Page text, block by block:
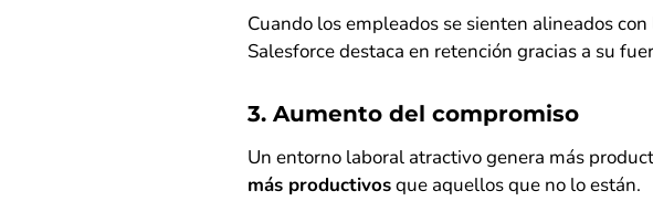
Cuando los empleados se sienten alineados
Salesforce destaca en retención gracias a su
3. Aumento del compromiso
Un entorno laboral atractivo genera más
más productivosque aquellos que no lo están.